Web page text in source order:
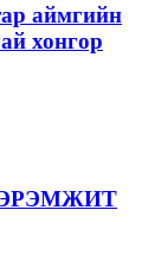
аймгийн
хонгор